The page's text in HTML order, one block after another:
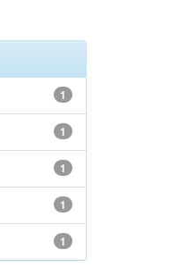
1
1
1
1
1